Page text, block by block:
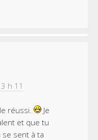
h 11
réussi.
Je
et que tu
se sent à ta